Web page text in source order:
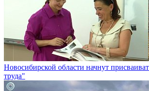
Новосибирской области начнут
труда"